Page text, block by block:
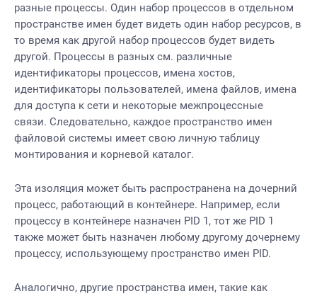
разные процессы. Один набор процессов в отдельном
пространстве имен будет видеть один набор ресурсов, в
то время как другой набор процессов будет видеть
другой. Процессы в разных см. различные
идентификаторы процессов, имена хостов,
идентификаторы пользователей, имена файлов, имена
для доступа к сети и некоторые межпроцессные
связи. Следовательно, каждое пространство имен
файловой системы имеет свою личную таблицу
монтирования и корневой каталог.
Эта изоляция может быть распространена на дочерний
процесс, работающий в контейнере. Например, если
процессу в контейнере назначен PID 1, тот же PID 1
также может быть назначен любому другому дочернему
процессу, использующему пространство имен PID.
Аналогично, другие пространства имен, такие как